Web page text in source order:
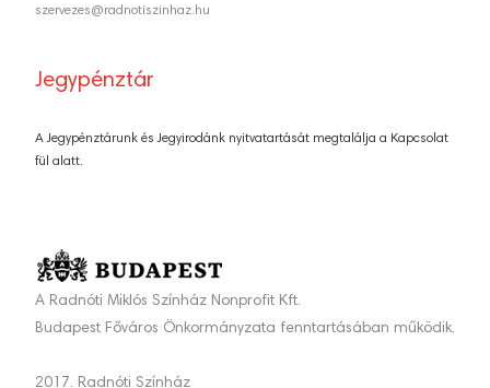
szervezes@radnotiszinhaz.hu
Jegypénztár
A Jegypénztárunk és Jegyirodánk nyitvatartását megtalálja a Kapcsolat
fül alatt.
A Radnóti Miklós Színház Nonprofit Kft.
Budapest Főváros Önkormányzata fenntartásában működik.
2017. Radnóti Színház